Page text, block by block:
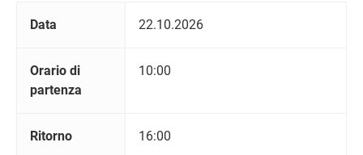
Data 22.10.2026
Orario di
partenza
10:00
Ritorno 16:00